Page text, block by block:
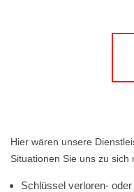
Hier wären unsere
Situationen Sie uns zu sich
Schlüssel verloren-